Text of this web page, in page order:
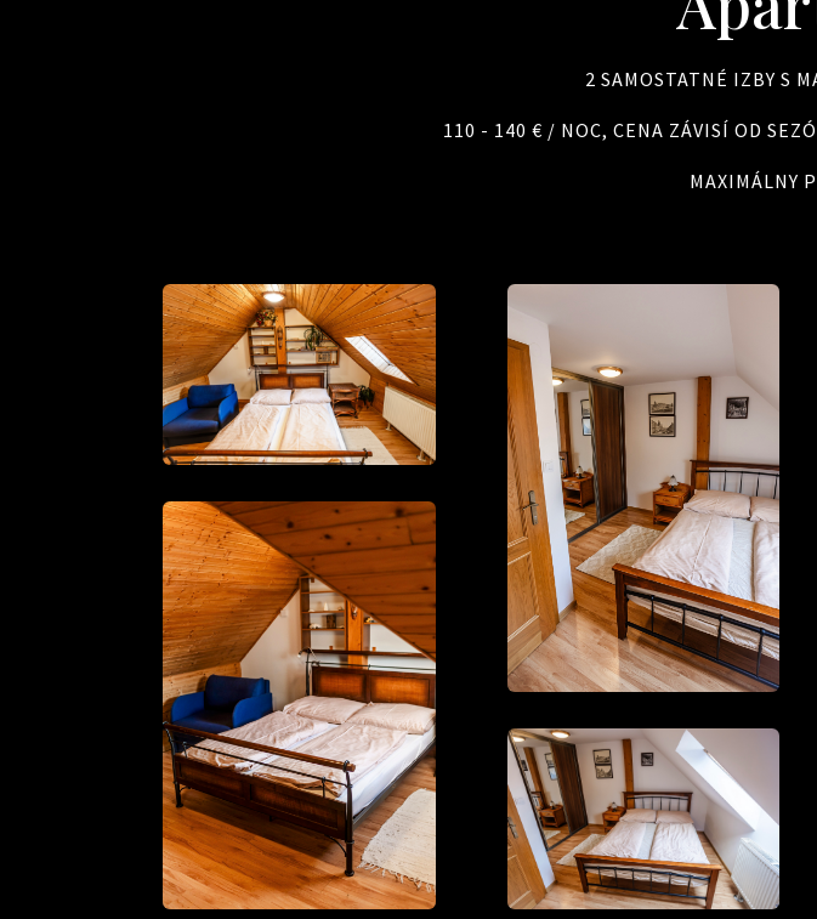
2 SAMOSTATNÉ IZBY S
110 - 140 € / NOC, CENA ZÁVISÍ OD
MAXIMÁLNY